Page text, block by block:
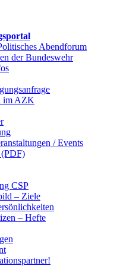
Abendforum
der Bundeswehr
im AZK
/ Events
(PDF)
CSP
– Ziele
– Hefte